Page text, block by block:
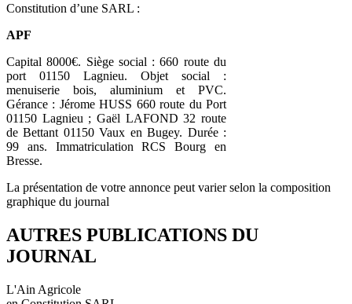
Constitution d’une SARL :
APF
Capital 8000€. Siège social : 660 route du
port 01150 Lagnieu. Objet social :
menuiserie bois, aluminium et PVC.
Gérance : Jérome HUSS 660 route du Port
01150 Lagnieu ; Gaël LAFOND 32 route
de Bettant 01150 Vaux en Bugey. Durée :
99 ans. Immatriculation RCS Bourg en
Bresse.
La présentation de votre annonce peut varier selon la composition
graphique du journal
AUTRES PUBLICATIONS DU
JOURNAL
L'Ain Agricole